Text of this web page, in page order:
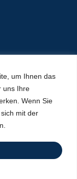
um Ihnen das
uns Ihre
Wenn Sie
mit der
2